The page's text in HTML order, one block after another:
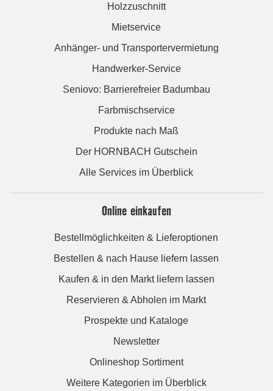
Holzzuschnitt
Mietservice
Anhänger- und Transportervermietung
Handwerker-Service
Seniovo: Barrierefreier Badumbau
Farbmischservice
Produkte nach Maß
Der HORNBACH Gutschein
Alle Services im Überblick
Online einkaufen
Bestellmöglichkeiten & Lieferoptionen
Bestellen & nach Hause liefern lassen
Kaufen & in den Markt liefern lassen
Reservieren & Abholen im Markt
Prospekte und Kataloge
Newsletter
Onlineshop Sortiment
Weitere Kategorien im Überblick